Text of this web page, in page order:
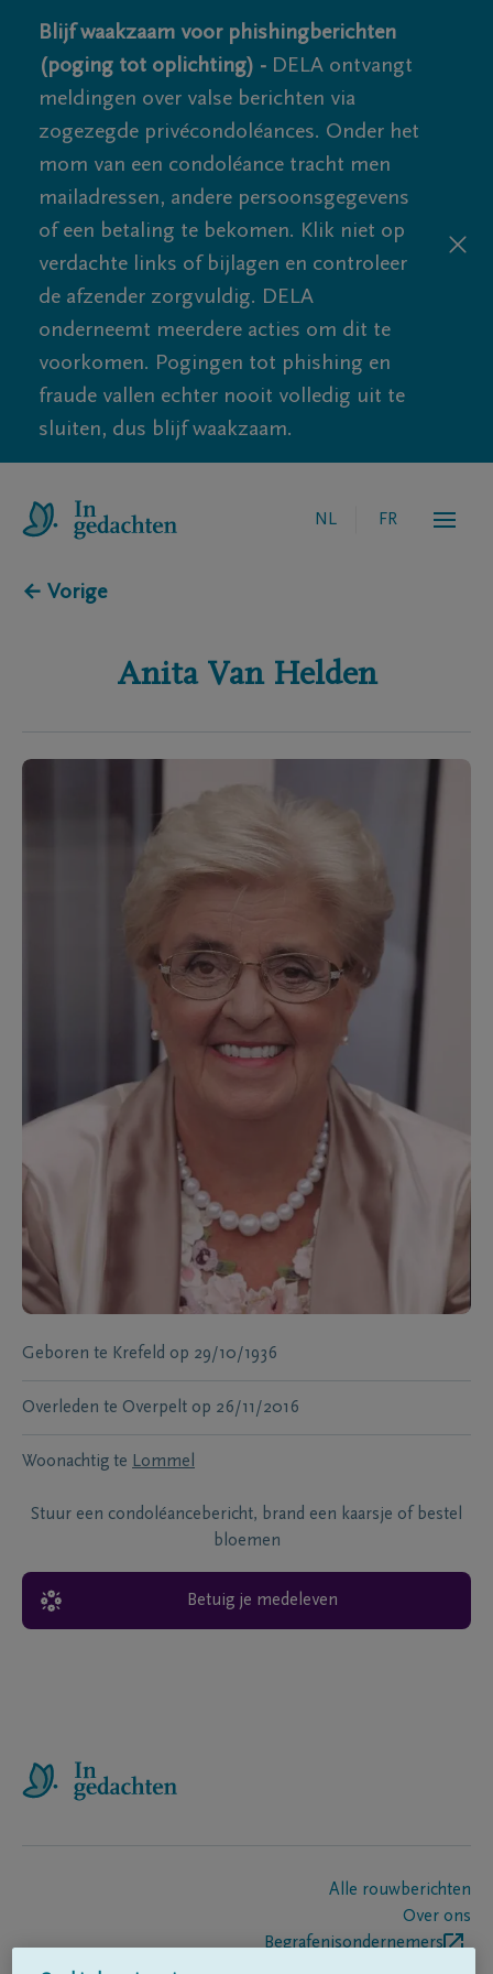
Blijf waakzaam voor phishingberichten
(poging tot oplichting) - DELA ontvangt
meldingen over valse berichten via
zogezegde privécondoléances. Onder het
mom van een condoléance tracht men
mailadressen, andere persoonsgegevens
of een betaling te bekomen. Klik niet op
verdachte links of bijlagen en controleer
de afzender zorgvuldig. DELA
onderneemt meerdere acties om dit te
voorkomen. Pogingen tot phishing en
fraude vallen echter nooit volledig uit te
sluiten, dus blijf waakzaam.
NL FR
← Vorige
Anita Van Helden
Geboren te Krefeld op 29/10/1936
Overleden te Overpelt op 26/11/2016
Woonachtig te Lommel
Stuur een condoléancebericht, brand een kaarsje of bestel
bloemen
Betuig je medeleven
Alle rouwberichten
Over ons
Begrafenisondernemers